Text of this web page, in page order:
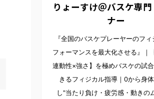
りょーすけ＠バスケ専
ナー
『全国のバスケプレーヤーのフ
フォーマンスを最大化させる』｜
連動性×強さ】を極めバスケの試
きるフィジカル指導｜0から身
し"当たり負け・疲労感・動きの